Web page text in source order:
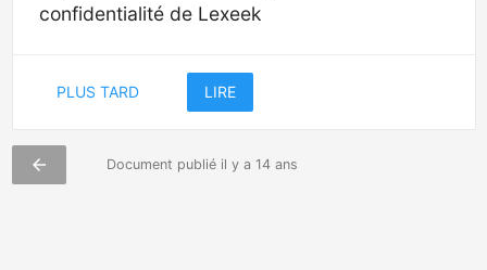
confidentialité de Lexeek
PLUS TARD LIRE
arrow_back Document publié il y a 14 ans